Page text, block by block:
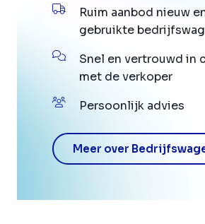
Ruim aanbod nieuw
gebruikte
Snel en vertrouwd in
met de verkoper
Persoonlijk advies
Meer over